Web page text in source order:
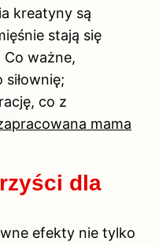
kreatyny są
stają się
Co ważne,
co z
mama
dla
efekty nie tylko